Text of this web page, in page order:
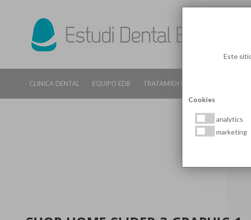
CLINICA DENTAL EQUIPO EDB TRATAMIENTOS DENTALES EN
Este
Cookies
analytics
marketing